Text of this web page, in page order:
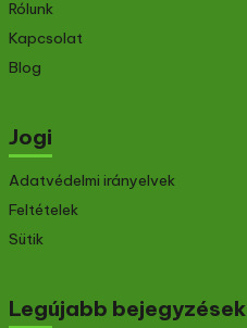
Rólunk
Kapcsolat
Blog
Jogi
Adatvédelmi irányelvek
Feltételek
Sütik
Legújabb bejegyzések